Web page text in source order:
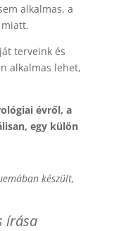
alkalmas, a
terveink és
alkalmas lehet,
évről, a
egy külön
készült,
írása